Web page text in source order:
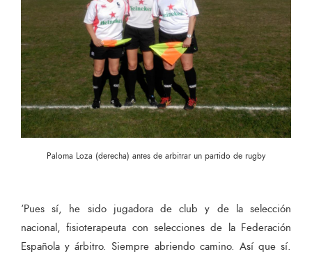
Paloma Loza (derecha) antes de arbitrar un partido de rugby
‘Pues sí, he sido jugadora de club y de la selección
nacional, fisioterapeuta con selecciones de la Federación
Española y árbitro. Siempre abriendo camino. Así que sí.